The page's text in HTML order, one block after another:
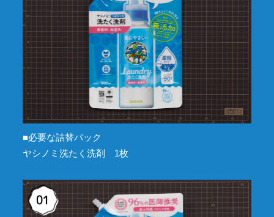
■必要な詰替パック
ヤシノミ洗たく洗剤 1枚